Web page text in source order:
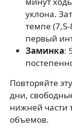
уклона.
темпе (7,5-
первый
Заминка:
Повторяйте
дни,
нижней части
объемов.